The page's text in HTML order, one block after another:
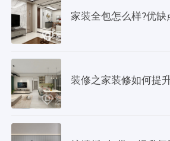
家装全包怎么样?优缺